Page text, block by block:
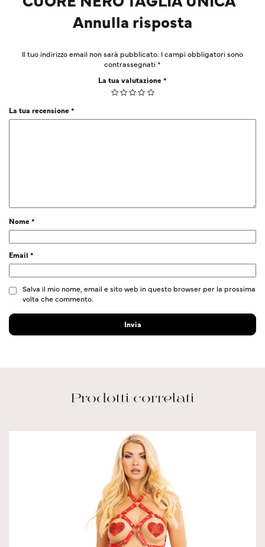
Annulla risposta
Il tuo indirizzo email non sarà pubblicato. I campi obbligatori sono
contrassegnati*
La tua valutazione*
La tua recensione*
Nome*
Email *
Salva il mio nome, email e sito web in questo browser per la prossima
volta che commento.
Prodotti correlati